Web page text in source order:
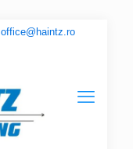
office@haintz.ro